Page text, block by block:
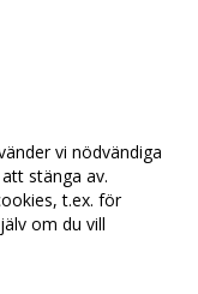
vi nödvändiga
stänga av.
t.ex. för
om du vill